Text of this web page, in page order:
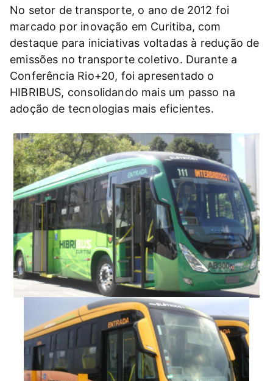
No setor de transporte, o ano de 2012 foi
marcado por inovação em Curitiba, com
destaque para iniciativas voltadas à redução de
emissões no transporte coletivo. Durante a
Conferência Rio+20, foi apresentado o
HIBRIBUS, consolidando mais um passo na
adoção de tecnologias mais eficientes.